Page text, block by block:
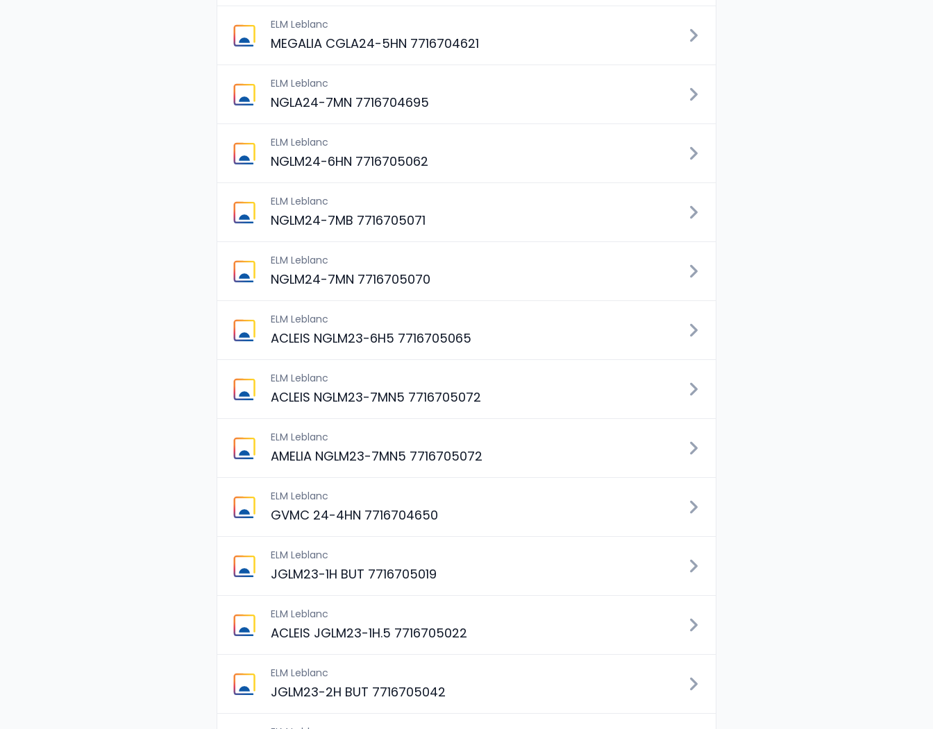
ELM Leblanc
MEGALIA CGLA24-5HN 7716704621
ELM Leblanc
NGLA24-7MN 7716704695
ELM Leblanc
NGLM24-6HN 7716705062
ELM Leblanc
NGLM24-7MB 7716705071
ELM Leblanc
NGLM24-7MN 7716705070
ELM Leblanc
ACLEIS NGLM23-6H5 7716705065
ELM Leblanc
ACLEIS NGLM23-7MN5 7716705072
ELM Leblanc
AMELIA NGLM23-7MN5 7716705072
ELM Leblanc
GVMC 24-4HN 7716704650
ELM Leblanc
JGLM23-1H BUT 7716705019
ELM Leblanc
ACLEIS JGLM23-1H.5 7716705022
ELM Leblanc
JGLM23-2H BUT 7716705042